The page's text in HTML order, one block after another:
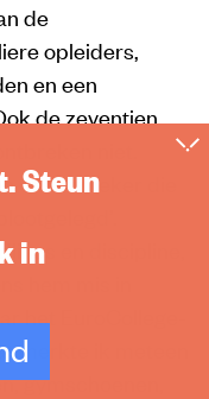
de
opleiders,
en een
de zeventien
onderzoeker die
en discipline,
hem mis in
het EuroCollege-
merkte ik meteen
gymschoenen,
Steun
in